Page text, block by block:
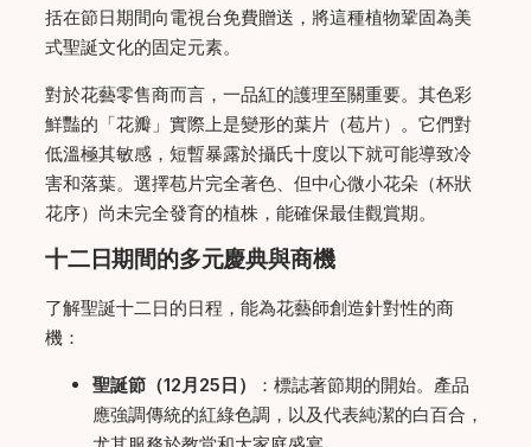
括在節日期間向電視台免費贈送，將這種植物鞏固為美
式聖誕文化的固定元素。
對於花藝零售商而言，一品紅的護理至關重要。其色彩
鮮豔的「花瓣」實際上是變形的葉片（苞片）。它們對
低溫極其敏感，短暫暴露於攝氏十度以下就可能導致冷
害和落葉。選擇苞片完全著色、但中心微小花朵（杯狀
花序）尚未完全發育的植株，能確保最佳觀賞期。
十二日期間的多元慶典與商機
了解聖誕十二日的日程，能為花藝師創造針對性的商
機：
聖誕節（12月25日）
：標誌著節期的開始。產品
應強調傳統的紅綠色調，以及代表純潔的白百合，